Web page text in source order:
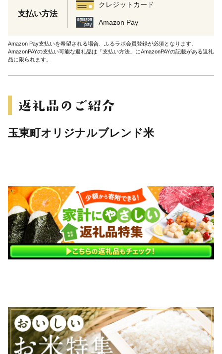
支払い方法
クレジットカード
Amazon Pay
Amazon Pay支払いを希望される場合、ふるラボ会員登録が必須となります。
AmazonPAYの支払い可能な返礼品は「支払い方法」にAmazonPAYの記載がある返礼
品に限られます。
玉東町オリジナルブレンド米